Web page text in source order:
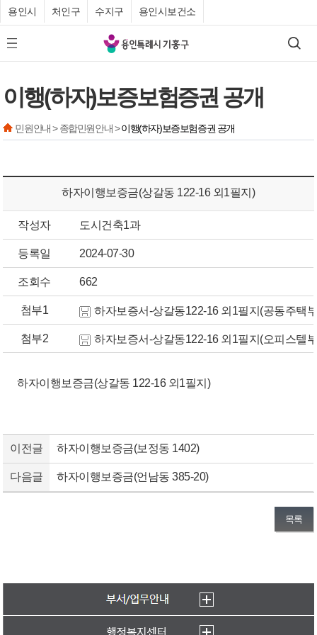
용인시 처인구 수지구 용인시보건소
모바일 메뉴 버튼
기
흥
청
검색
이행(하자)보증보험증권 공개
민원안내 > 종합민원안내 >이행(하자)보증보험증권 공개
하자이행보증금(상갈동 122-16 외1필지)
작성자 도시건축1과
등록일 2024-07-30
조회수 662
첨부1 하자보증서-상갈동122-16 외1필지(공동주택
첨부2 하자보증서-상갈동122-16 외1필지(오피스텔
하자이행보증금(상갈동 122-16 외1필지)
이전글 하자이행보증금(보정동 1402)
다음글 하자이행보증금(언남동 385-20)
목록